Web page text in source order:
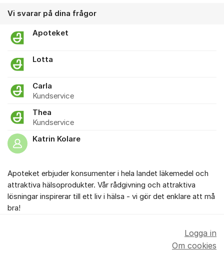
Vi svarar på dina frågor
Apoteket
Lotta
Carla
Kundservice
Thea
Kundservice
Katrin Kolare
Apoteket erbjuder konsumenter i hela landet läkemedel och
attraktiva hälsoprodukter. Vår rådgivning och attraktiva
lösningar inspirerar till ett liv i hälsa - vi gör det enklare att må
bra!
Logga in
Om cookies